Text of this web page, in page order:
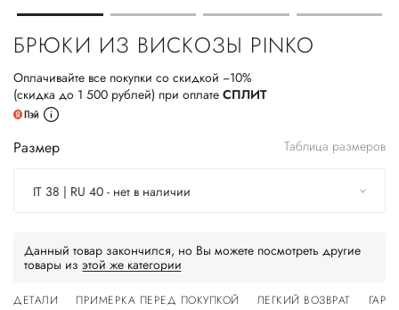
БРЮКИ ИЗ ВИСКОЗЫ PINKO
Оплачивайте все покупки со скидкой −10%
(скидка до 1 500 рублей) при оплате СПЛИТ
Размер Таблица размеров
IT 38 | RU 40 - нет в наличии
Данный товар закончился, но Вы можете посмотреть другие
товары из этой же категории
ДЕТАЛИ ПРИМЕРКА ПЕРЕД ПОКУПКОЙ ЛЕГКИЙ ВОЗВРАТ